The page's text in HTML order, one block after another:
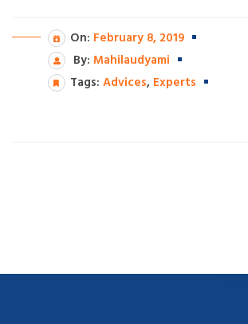
On: February 8, 2019
By: Mahilaudyami
Tags: Advices, Experts